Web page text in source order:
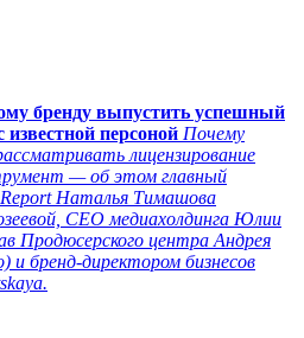
бренду выпустить успешный
персоной Почему
лицензирование
— об этом главный
Наталья Тимашова
СЕО медиахолдинга Юлии
Продюсерского центра Андрея
и бренд-директором бизнесов